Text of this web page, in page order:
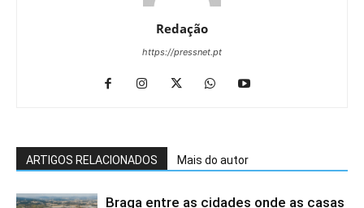
Redação
https://pressnet.pt
ARTIGOS RELACIONADOS Mais do autor
Braga entre as cidades onde as casas